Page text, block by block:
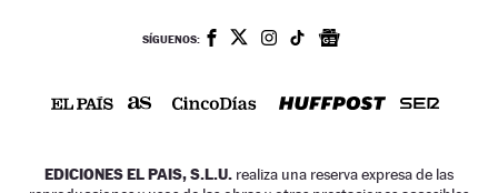
SÍGUENOS:
EDICIONES EL PAIS, S.L.U. realiza una reserva expresa de las